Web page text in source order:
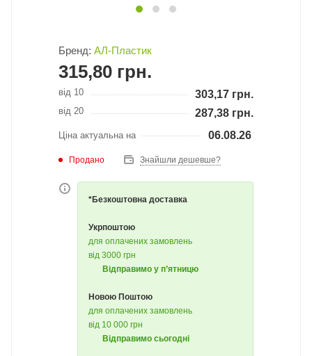
Бренд: АЛ-Пластик
315,80 грн.
від 10 303,17 грн.
від 20 287,38 грн.
Ціна актуальна на 06.08.26
Продано Знайшли дешевше?
*Безкоштовна доставка
Укрпоштою
для оплачених замовлень
від 3000 грн
Відправимо у п’ятницю
Новою Поштою
для оплачених замовлень
від 10 000 грн
Відправимо сьогодні